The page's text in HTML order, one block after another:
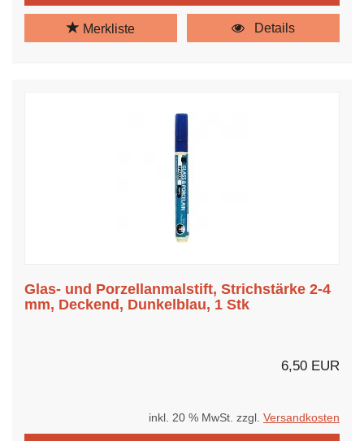
Merkliste Details
Glas- und Porzellanmalstift, Strichstärke 2-4
mm, Deckend, Dunkelblau, 1 Stk
6,50 EUR
inkl. 20 % MwSt. zzgl. Versandkosten